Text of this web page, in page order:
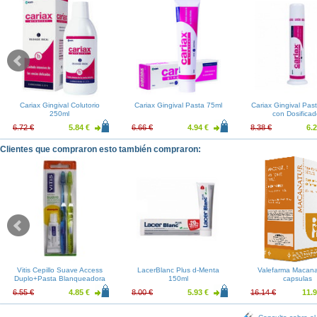
Cariax Gingival Colutorio
250ml
6.72 € 5.84 €
Cariax Gingival Pasta 75ml
6.66 € 4.94 €
Cariax Gingival
con
8.38 €
Clientes que compraron esto también compraron:
Vitis Cepillo Suave Access
Duplo+Pasta Blanqueadora
6.55 € 4.85 €
LacerBlanc Plus d-Menta
150ml
8.00 € 5.93 €
Valefarma
capsulas
16.14 €